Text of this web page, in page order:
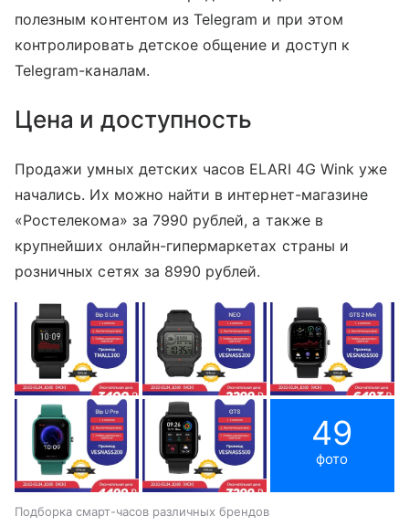
полезным контентом из Telegram и при этом
контролировать детское общение и доступ к
Telegram-каналам.
Цена и доступность
Продажи умных детских часов ELARI 4G Wink уже
начались. Их можно найти в интернет-магазине
«Ростелекома» за 7990 рублей, а также в
крупнейших онлайн-гипермаркетах страны и
розничных сетях за 8990 рублей.
49
фото
Подборка смарт-часов различных брендов